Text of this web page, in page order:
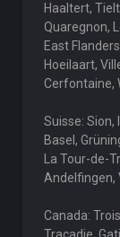
Haaltert,
Quaregnon,
East
Hoeilaart,
Cerfontaine,
Suisse: Sion,
Basel,
La Tour-de-
Andelfingen,
Canada: